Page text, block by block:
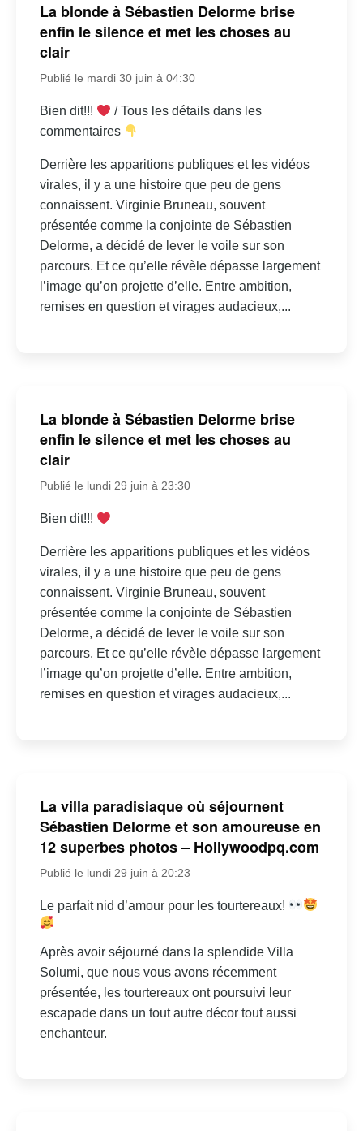
La blonde à Sébastien Delorme brise
enfin le silence et met les choses au
clair
Publié le mardi 30 juin à 04:30
Bien dit!!!
/ Tous les détails dans les
commentaires
Derrière les apparitions publiques et les vidéos
virales, il y a une histoire que peu de gens
connaissent. Virginie Bruneau, souvent
présentée comme la conjointe de Sébastien
Delorme, a décidé de lever le voile sur son
parcours. Et ce qu’elle révèle dépasse largement
l’image qu’on projette d’elle. Entre ambition,
remises en question et virages audacieux,...
La blonde à Sébastien Delorme brise
enfin le silence et met les choses au
clair
Publié le lundi 29 juin à 23:30
Bien dit!!!
Derrière les apparitions publiques et les vidéos
virales, il y a une histoire que peu de gens
connaissent. Virginie Bruneau, souvent
présentée comme la conjointe de Sébastien
Delorme, a décidé de lever le voile sur son
parcours. Et ce qu’elle révèle dépasse largement
l’image qu’on projette d’elle. Entre ambition,
remises en question et virages audacieux,...
La villa paradisiaque où séjournent
Sébastien Delorme et son amoureuse en
12 superbes photos – Hollywoodpq.com
Publié le lundi 29 juin à 20:23
Le parfait nid d’amour pour les tourtereaux!
Après avoir séjourné dans la splendide Villa
Solumi, que nous vous avons récemment
présentée, les tourtereaux ont poursuivi leur
escapade dans un tout autre décor tout aussi
enchanteur.